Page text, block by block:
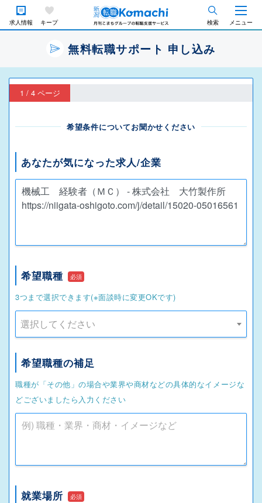
求人情報 キープ 検索 メニュー
無料転職サポート 申し込み
1 / 4 ページ
希望条件についてお聞かせください
あなたが気になった求人/企業
希望職種 必須
3つまで選択できます(※面談時に変更OKです)
選択してください
希望職種の補足
職種が「その他」の場合や業界や商材などの具体的なイメージな
どございましたら入力ください
就業場所 必須